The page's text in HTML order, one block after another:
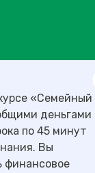
«Семейный
деньгами
по 45 минут
Вы
финансовое